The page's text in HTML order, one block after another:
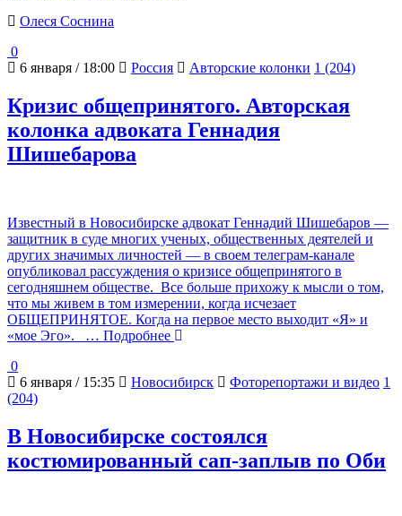
Олеся Соснина
0
6 января / 18:00
Россия Авторские колонки 1 (204)
Кризис общепринятого. Авторская
колонка адвоката Геннадия
Шишебарова
Известный в Новосибирске адвокат Геннадий Шишебаров —
защитник в суде многих ученых, общественных деятелей и
других значимых личностей — в своем телеграм-канале
опубликовал рассуждения о кризисе общепринятого в
сегодняшнем обществе. Все больше прихожу к мысли о том,
что мы живем в том измерении, когда исчезает
ОБЩЕПРИНЯТОЕ. Когда на первое место выходит «Я» и
«мое Эго».
… Подробнее
0
6 января / 15:35
Новосибирск Фоторепортажи и видео 1
(204)
В Новосибирске состоялся
костюмированный сап-заплыв по Оби